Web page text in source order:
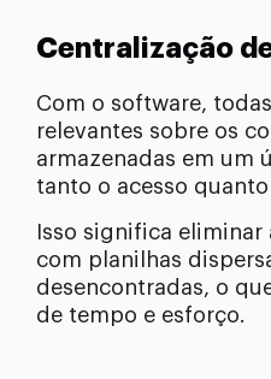
Centralização
Com o software,
relevantes sobre os
armazenadas em um
tanto o acesso
Isso significa
com planilhas
desencontradas, o
de tempo e esforço.